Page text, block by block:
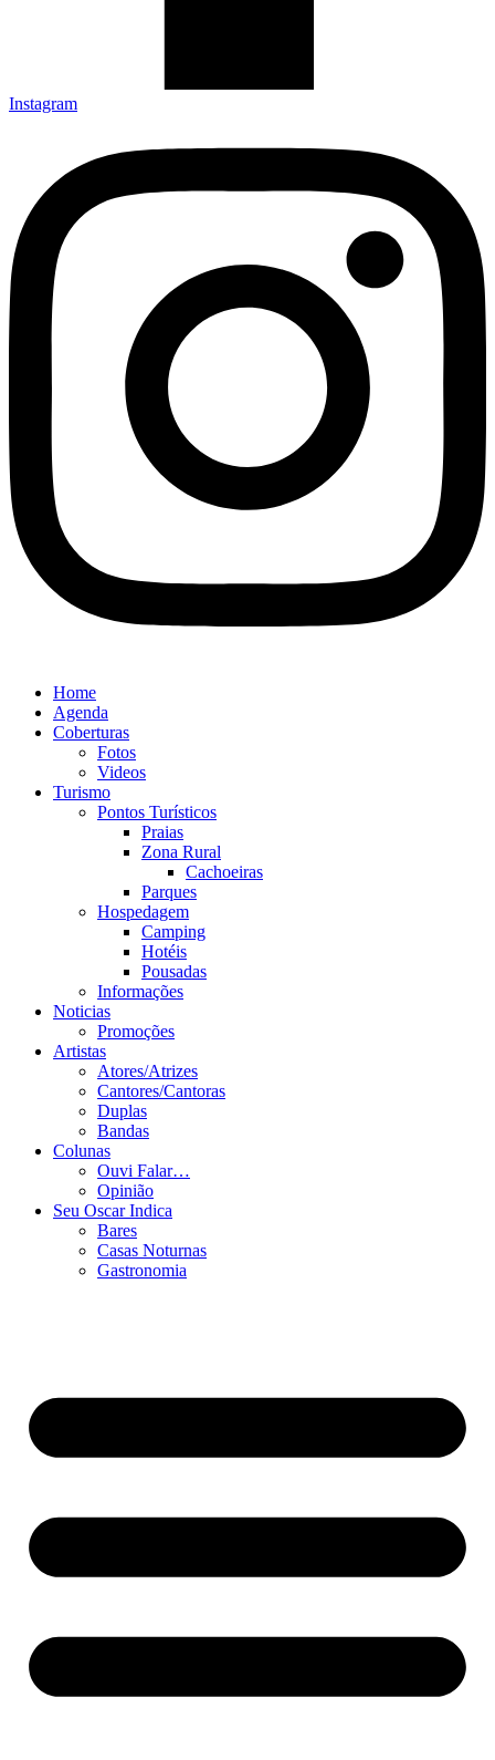
Instagram
Home
Agenda
Coberturas
Fotos
Videos
Turismo
Pontos Turísticos
Praias
Zona Rural
Cachoeiras
Parques
Hospedagem
Camping
Hotéis
Pousadas
Informações
Noticias
Promoções
Artistas
Atores/Atrizes
Cantores/Cantoras
Duplas
Bandas
Colunas
Ouvi Falar…
Opinião
Seu Oscar Indica
Bares
Casas Noturnas
Gastronomia